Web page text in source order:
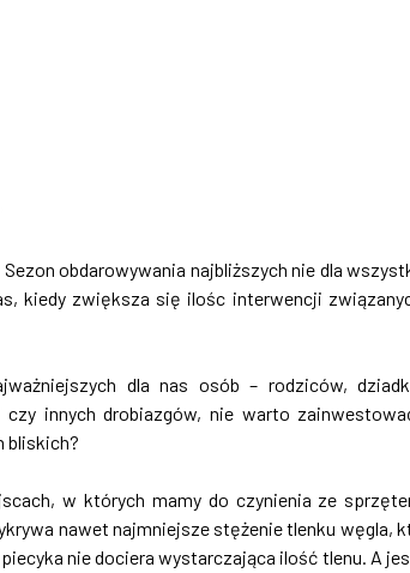
obdarowywania najbliższych nie dla
kiedy zwiększa się ilośc interwencji
dla nas osób – rodziców,
innych drobiazgów, nie warto
bliskich?
w których mamy do czynienia ze
nawet najmniejsze stężenie tlenku węgla,
nie dociera wystarczająca ilość tlenu. A